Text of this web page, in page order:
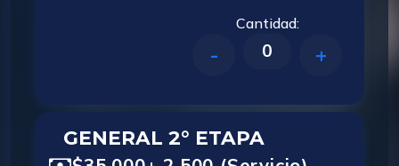
Cantidad:
- 0 +
GENERAL 2° ETAPA